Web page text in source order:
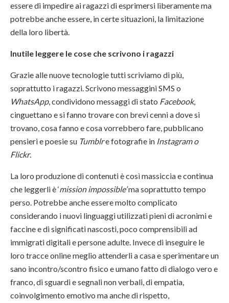
essere di impedire ai ragazzi di esprimersi liberamente ma
potrebbe anche essere, in certe situazioni, la limitazione
della loro libertà.
Inutile leggere le cose che scrivono i ragazzi
Grazie alle nuove tecnologie tutti scriviamo di più,
soprattutto i ragazzi. Scrivono messaggini SMS o
WhatsApp, condividono messaggi di stato Facebook,
cinguettano e si fanno trovare con brevi cenni a dove si
trovano, cosa fanno e cosa vorrebbero fare, pubblicano
pensieri e poesie su Tumblre fotografie in Instagram o
Flickr.
La loro produzione di contenuti è così massiccia e continua
che leggerli è ‘mission impossible’ma soprattutto tempo
perso. Potrebbe anche essere molto complicato
considerando i nuovi linguaggi utilizzati pieni di acronimi e
faccine e di significati nascosti, poco comprensibili ad
immigrati digitali e persone adulte. Invece di inseguire le
loro tracce online meglio attenderli a casa e sperimentare un
sano incontro/scontro fisico e umano fatto di dialogo vero e
franco, di sguardi e segnali non verbali, di empatia,
coinvolgimento emotivo ma anche di rispetto,